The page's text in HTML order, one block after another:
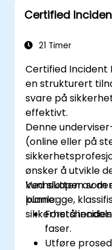
Certified
21 Timer
Certified Incident
en strukturert
svare på
effektivt.
Denne
(online eller på
ønsker å utvikle
kunnskapen som
planlegge,
Ved slutten av
kunne:
Forstå
faser.
Utføre